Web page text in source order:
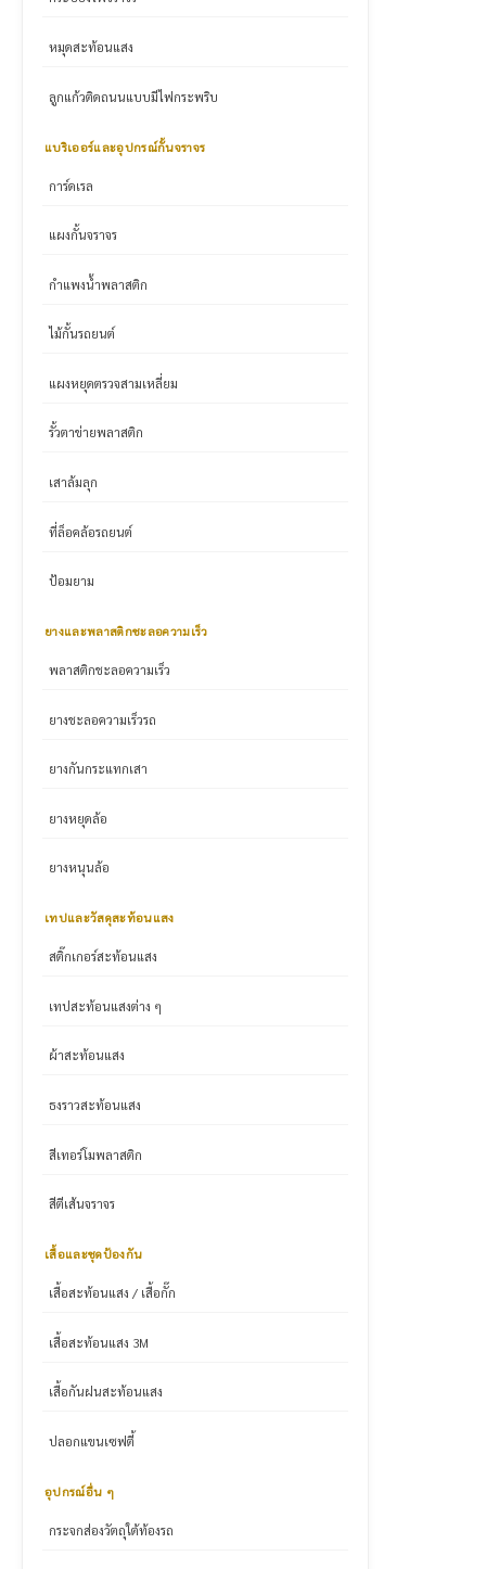
หมุดสะท้อนแสง
ลูกแก้วติดถนนแบบมีไฟกระพริบ
แบริเออร์และอุปกรณ์กั้นจราจร
การ์ดเรล
แผงกั้นจราจร
กำแพงน้ำพลาสติก
ไม้กั้นรถยนต์
แผงหยุดตรวจสามเหลี่ยม
รั้วตาข่ายพลาสติก
เสาล้มลุก
ที่ล็อคล้อรถยนต์
ป้อมยาม
ยางและพลาสติกชะลอความเร็ว
พลาสติกชะลอความเร็ว
ยางชะลอความเร็วรถ
ยางกันกระแทกเสา
ยางหยุดล้อ
ยางหนุนล้อ
เทปและวัสดุสะท้อนแสง
สติ๊กเกอร์สะท้อนแสง
เทปสะท้อนแสงต่าง ๆ
ผ้าสะท้อนแสง
ธงราวสะท้อนแสง
สีเทอร์โมพลาสติก
สีตีเส้นจราจร
เสื้อและชุดป้องกัน
เสื้อสะท้อนแสง / เสื้อกั๊ก
เสื้อสะท้อนแสง 3M
เสื้อกันฝนสะท้อนแสง
ปลอกแขนเซฟตี้
อุปกรณ์อื่น ๆ
กระจกส่องวัตถุใต้ท้องรถ